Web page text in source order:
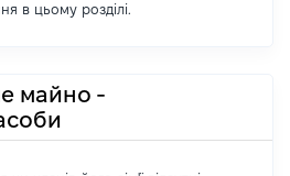
в цьому розділі.
майно -